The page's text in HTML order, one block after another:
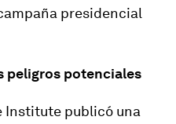
presidencial
peligros potenciales
Institute publicó una